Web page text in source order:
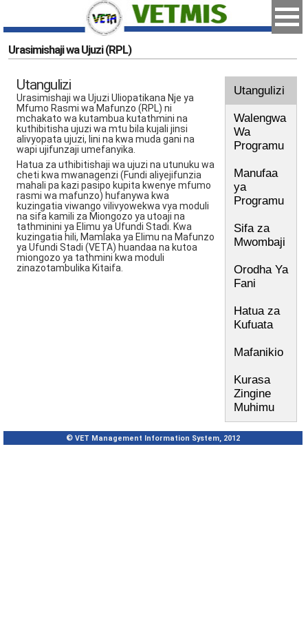
Urasimishaji wa Ujuzi (RPL)
Utangulizi
Urasimishaji wa Ujuzi Uliopatikana Nje ya
Mfumo Rasmi wa Mafunzo (RPL) ni
mchakato wa kutambua kutathmini na
kuthibitisha ujuzi wa mtu bila kujali jinsi
alivyopata ujuzi, lini na kwa muda gani na
wapi ujifunzaji umefanyika.
Hatua za uthibitishaji wa ujuzi na utunuku wa
cheti kwa mwanagenzi (Fundi aliyejifunzia
mahali pa kazi pasipo kupita kwenye mfumo
rasmi wa mafunzo) hufanywa kwa
kuzingatia viwango vilivyowekwa vya moduli
na sifa kamili za Miongozo ya utoaji na
tathminini ya Elimu ya Ufundi Stadi. Kwa
kuzingatia hili, Mamlaka ya Elimu na Mafunzo
ya Ufundi Stadi (VETA) huandaa na kutoa
miongozo ya tathmini kwa moduli
zinazotambulika Kitaifa.
Utangulizi
Walengwa
Wa
Programu
Manufaa
ya
Programu
Sifa za
Mwombaji
Orodha Ya
Fani
Hatua za
Kufuata
Mafanikio
Kurasa
Zingine
Muhimu
© VET Management Information System, 2012